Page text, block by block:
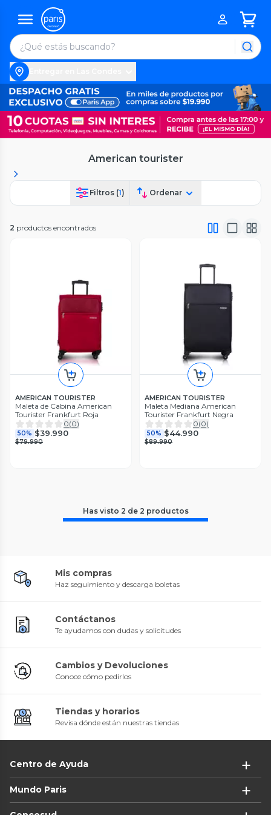
American tourister
Filtros (1) Ordenar
2 productos encontrados
AMERICAN TOURISTER
Maleta de Cabina American
Tourister Frankfurt Roja
0(0)
50% $39.990
$79.990
AMERICAN TOURISTER
Maleta Mediana American
Tourister Frankfurt Negra
0(0)
50% $44.990
$89.990
Has visto 2 de 2 productos
Mis compras
Haz seguimiento y descarga boletas
Contáctanos
Te ayudamos con dudas y solicitudes
Cambios y Devoluciones
Conoce cómo pedirlos
Tiendas y horarios
Revisa dónde están nuestras tiendas
Centro de Ayuda
Mundo Paris